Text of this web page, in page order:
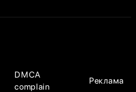
DMCA
complain
Реклама